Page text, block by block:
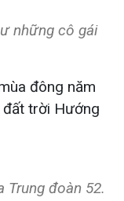
những cô gái
đông năm
đất trời Hướng
Trung đoàn 52.